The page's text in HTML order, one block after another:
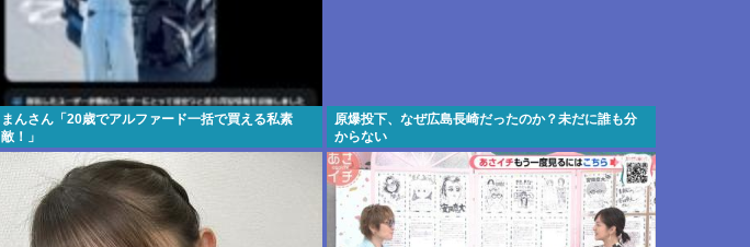
まんさん「20歳でアルファード一括で買える私素
敵！」
原爆投下、なぜ広島長崎だったのか？未だに誰も分
からない